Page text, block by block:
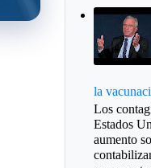
la
Los
Estados
aumento